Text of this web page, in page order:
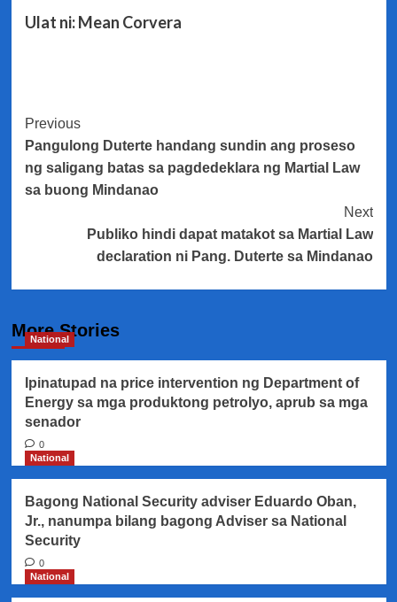
Ulat ni: Mean Corvera
Post
Navigation
Previous
Pangulong Duterte handang sundin ang proseso
ng saligang batas sa pagdedeklara ng Martial Law
sa buong Mindanao
Next
Publiko hindi dapat matakot sa Martial Law
declaration ni Pang. Duterte sa Mindanao
More Stories
National
Ipinatupad na price intervention ng Department of
Energy sa mga produktong petrolyo, aprub sa mga
senador
0
National
Bagong National Security adviser Eduardo Oban,
Jr., nanumpa bilang bagong Adviser sa National
Security
0
National